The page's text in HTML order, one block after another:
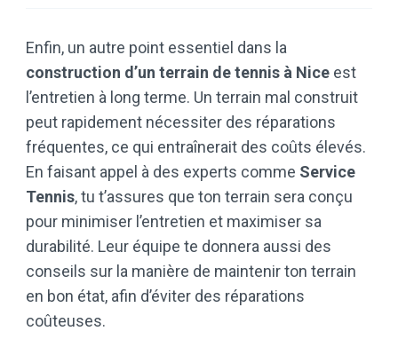
Enfin, un autre point essentiel dans la
construction d’un terrain de tennis à Nice est
l’entretien à long terme. Un terrain mal construit
peut rapidement nécessiter des réparations
fréquentes, ce qui entraînerait des coûts élevés.
En faisant appel à des experts comme Service
Tennis, tu t’assures que ton terrain sera conçu
pour minimiser l’entretien et maximiser sa
durabilité. Leur équipe te donnera aussi des
conseils sur la manière de maintenir ton terrain
en bon état, afin d’éviter des réparations
coûteuses.